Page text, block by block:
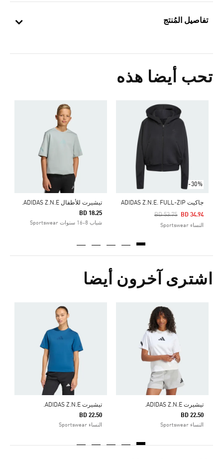
تفاصيل المُنتج
تحب أيضا هذه
-30%
جاكيت ADIDAS Z.N.E. FULL-ZIP
Price Reduced From
BD 53.75
To BD 34.94
النساء Sportswear
تيشيرت للأطفال ADIDAS Z.N.E.
BD 18.25
شباب 8-16 سنوات Sportswear
اشترى آخرون أيضا
تيشيرت ADIDAS Z.N.E.
BD 22.50
النساء Sportswear
تيشيرت ADIDAS Z.N.E.
BD 22.50
النساء Sportswear